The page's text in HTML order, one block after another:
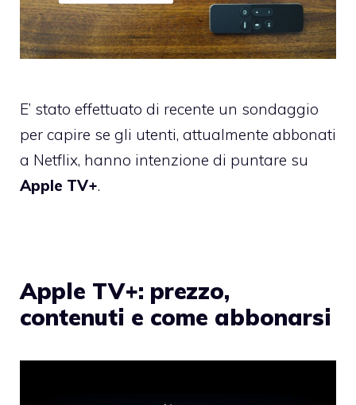
E’ stato effettuato di recente un sondaggio
per capire se gli utenti, attualmente abbonati
a Netflix, hanno intenzione di puntare su
Apple TV+.
Apple TV+: prezzo,
contenuti e come abbonarsi